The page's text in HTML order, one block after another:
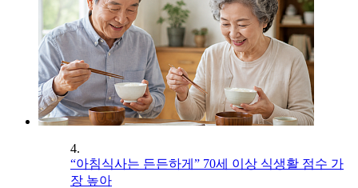
4.
“아침식사는 든든하게” 70세 이상 식생활 점수 가
장 높아